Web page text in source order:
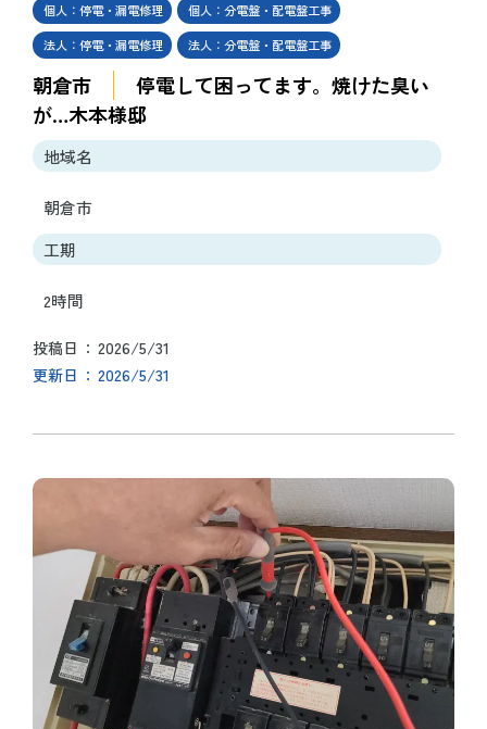
個人：停電・漏電修理
個人：分電盤・配電盤工事
法人：停電・漏電修理
法人：分電盤・配電盤工事
朝倉市
停電して困ってます。焼けた臭い
が…木本様邸
地域名
朝倉市
工期
2時間
投稿日 2026/5/31
更新日 2026/5/31